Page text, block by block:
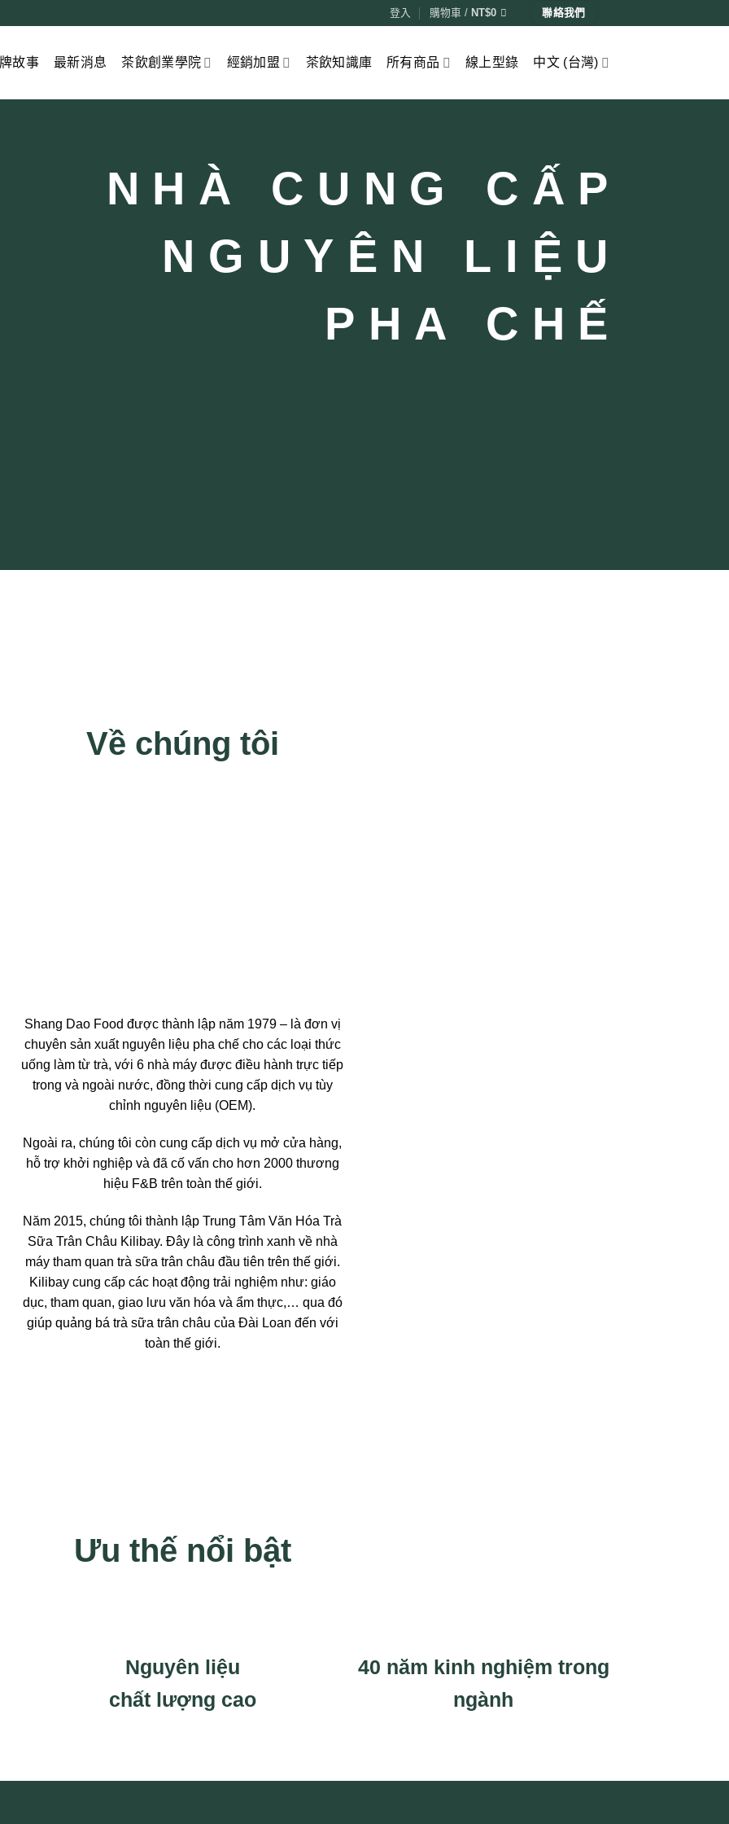
登入 購物車 / NT$0 聯絡我們
故事 最新消息 茶飲創業學院 經銷加盟 茶飲知識庫 所有商品 線上型錄 中文 (台灣)
NHÀ CUNG CẤP
NGUYÊN LIỆU
PHA CHẾ
Về chúng tôi
Shang Dao Food được thành lập năm 1979 – là đơn vị
chuyên sản xuất nguyên liệu pha chế cho các loại thức
uống làm từ trà, với 6 nhà máy được điều hành trực tiếp
trong và ngoài nước, đồng thời cung cấp dịch vụ tùy
chỉnh nguyên liệu (OEM).
Ngoài ra, chúng tôi còn cung cấp dịch vụ mở cửa hàng,
hỗ trợ khởi nghiệp và đã cố vấn cho hơn 2000 thương
hiệu F&B trên toàn thế giới.
Năm 2015, chúng tôi thành lập Trung Tâm Văn Hóa Trà
Sữa Trân Châu Kilibay. Đây là công trình xanh về nhà
máy tham quan trà sữa trân châu đầu tiên trên thế giới.
Kilibay cung cấp các hoạt động trải nghiệm như: giáo
dục, tham quan, giao lưu văn hóa và ẩm thực,… qua đó
giúp quảng bá trà sữa trân châu của Đài Loan đến với
toàn thế giới.
Ưu thế nổi bật
Nguyên liệu
chất lượng cao
40 năm kinh nghiệm trong
ngành